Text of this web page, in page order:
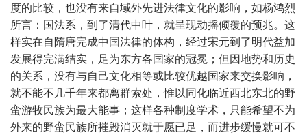
度的比较，也没有来自域外先进法律文化的影响，如杨鸿烈
所言：国法系，到了清代中叶，就呈现动摇倾覆的预兆。这
样实在自隋唐完成中国法律的体构，经过宋元到了明代益加
发展得完满结实，足为东方各国家的冠冕；但因地势和历史
的关系，没有与自己文化相等或比较优越国家来交换影响，
就不能不几千年来都离群索处，惟以同化临近西北东北的野
蛮游牧民族为最大能事；这样各种制度学术，只能希望不为
外来的野蛮民族所摧毁消灭就于愿已足，而进步缓慢就可不